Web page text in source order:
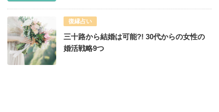
復縁占い
三十路から結婚は可能?! 30代からの女性の
婚活戦略9つ